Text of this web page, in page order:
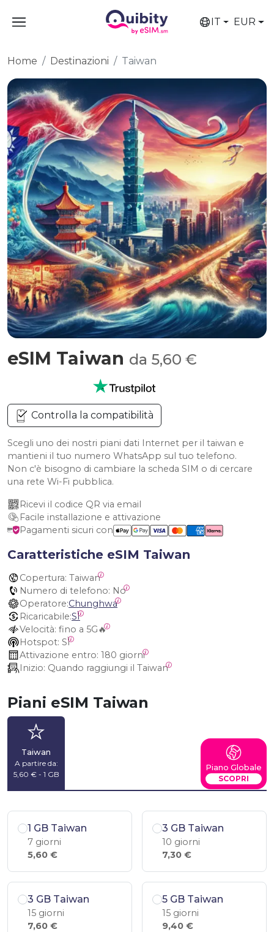
IT EUR
Home Destinazioni Taiwan
eSIM Taiwan da 5,60 €
Controlla la compatibilità
Scegli uno dei nostri piani dati Internet per il taiwan e
mantieni il tuo numero WhatsApp sul tuo telefono.
Non c'è bisogno di cambiare la scheda SIM o di cercare
una rete Wi-Fi pubblica.
Ricevi il codice QR via email
Facile installazione e attivazione
Pagamenti sicuri con
Caratteristiche eSIM Taiwan
Copertura: Taiwan
Numero di telefono: No
Operatore:Chunghwa
Ricaricabile:SÌ
Velocità: fino a 5G🔥
Hotspot: SÌ
Attivazione entro: 180 giorni
Inizio: Quando raggiungi il Taiwan
Piani eSIM Taiwan
Taiwan
A partire da:
5,60 € - 1 GB
Piano Globale
SCOPRI
1 GB Taiwan
7 giorni
5,60 €
3 GB Taiwan
10 giorni
7,30 €
3 GB Taiwan
15 giorni
7,60 €
5 GB Taiwan
15 giorni
9,40 €